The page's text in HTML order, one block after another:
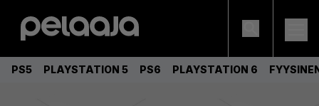
PS5 PLAYSTATION 5 PS6 PLAYSTATION 6